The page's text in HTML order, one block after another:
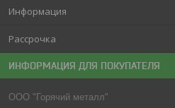
Информация
Рассрочка
ИНФОРМАЦИЯ ДЛЯ ПОКУПАТЕЛЯ
ООО "Горячий металл"